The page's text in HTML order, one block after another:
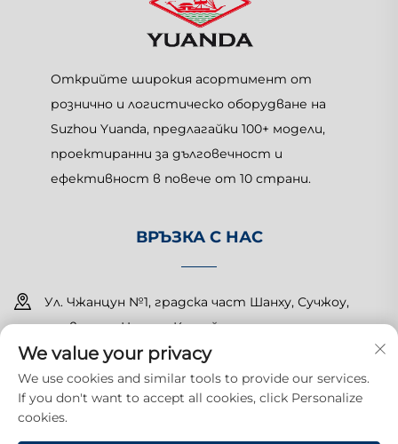
Открийте широкия асортимент от
рознично и логистическо оборудване на
Suzhou Yuanda, предлагайки 100+ модели,
проектиранни за дълговечност и
ефективност в повече от 10 страни.
ВРЪЗКА С НАС
Ул. Чжанцун №1, градска част Шанху, Сучжоу,
провинция Цзянсу, Китай
+86-15150179453
[email protected]
We value your privacy
We use cookies and similar tools to provide our services.
If you don't want to accept all cookies, click Personalize
cookies.